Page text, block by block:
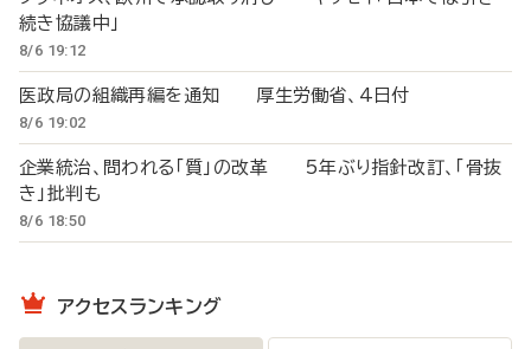
続き協議中」
8/6 19:12
医政局の組織再編を通知 厚生労働省、4日付
8/6 19:02
企業統治、問われる「質」の改革 5年ぶり指針改訂、「骨抜
き」批判も
8/6 18:50
アクセスランキング